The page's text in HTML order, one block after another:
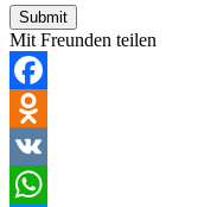
Mit Freunden teilen
Facebook
Odnoklassniki
VK